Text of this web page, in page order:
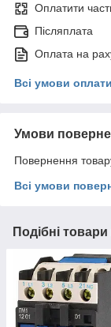
Оплатити
Післяплата
Оплата на
Всі умови оплати
Умови
Повернення
Всі умови
Подібні товари